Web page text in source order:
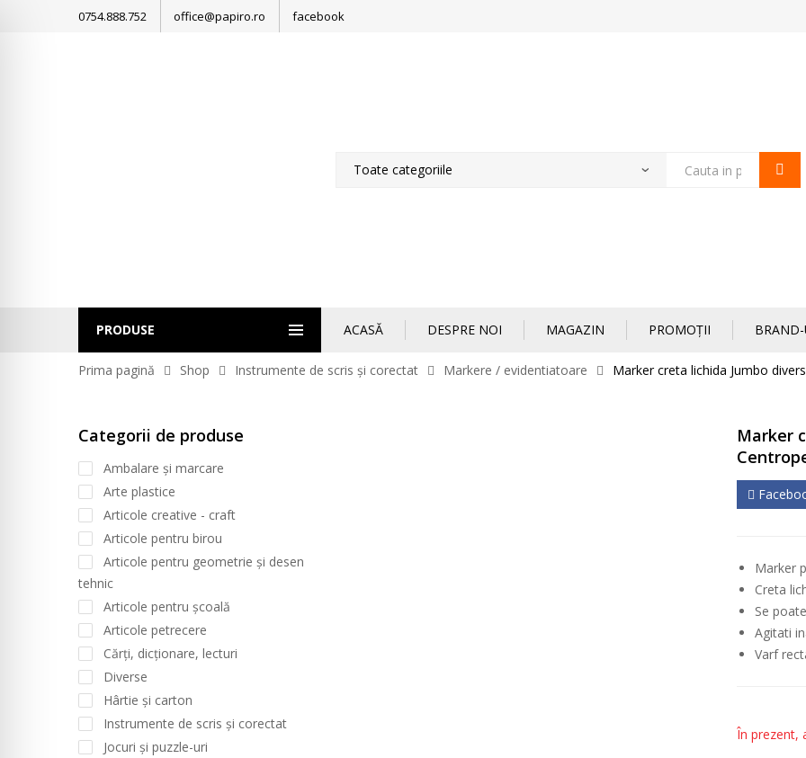
0754.888.752 office@papiro.ro facebook
Products
PRODUSE ACASĂ DESPRE NOI MAGAZIN PROMOȚII BRAND-
Prima pagină Shop Instrumente de scris și corectat Markere / evidentiatoare Marker creta lichida Jumbo
Marker
Marker
Creta
Se
Agitati
Varf
În prezent,
Categorii de produse
Ambalare și marcare
Arte plastice
Articole creative - craft
Articole pentru birou
Articole pentru geometrie și desen
tehnic
Articole pentru școală
Articole petrecere
Cărți, dicționare, lecturi
Diverse
Hârtie și carton
Instrumente de scris și corectat
Jocuri și puzzle-uri